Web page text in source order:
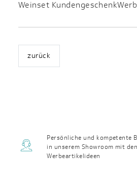
Weinset Kundengeschenk
zurück
Persönliche und kompetente
in unserem Showroom mit
Werbeartikelideen